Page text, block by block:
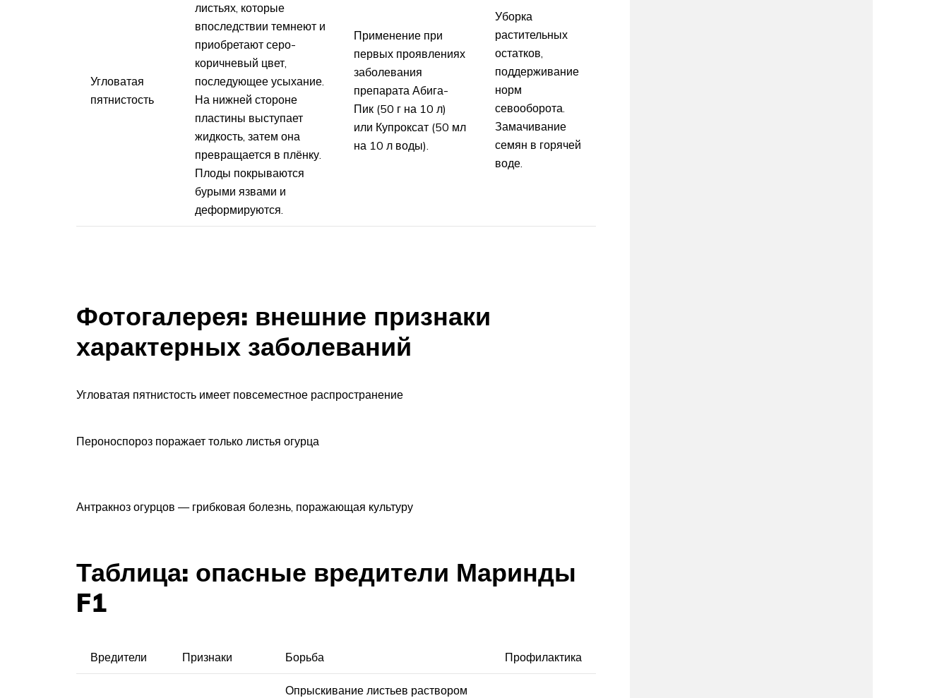
Угловатая
пятнистость
листьях, которые
впоследствии темнеют и
приобретают серо-
коричневый цвет,
последующее усыхание.
На нижней стороне
пластины выступает
жидкость, затем она
превращается в плёнку.
Плоды покрываются
бурыми язвами и
деформируются.
Применение при
первых проявлениях
заболевания
препарата Абига-
Пик (50 г на 10 л)
или Купроксат (50 мл
на 10 л воды).
Уборка
растительных
остатков,
поддерживание
норм
севооборота.
Замачивание
семян в горячей
воде.
Фотогалерея: внешние признаки
характерных заболеваний
Угловатая пятнистость имеет повсеместное распространение
Пероноспороз поражает только листья огурца
Антракноз огурцов — грибковая болезнь, поражающая культуру
Таблица: опасные вредители Маринды
F1
Вредители Признаки Борьба Профилактика
Опрыскивание листьев раствором